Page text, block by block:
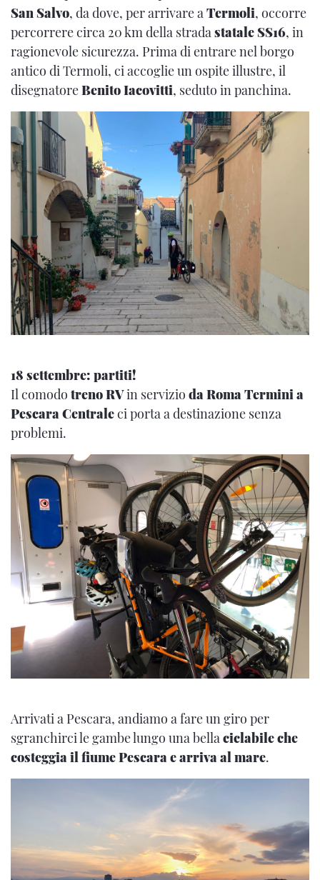
San Salvo, da dove, per arrivare a Termoli, occorre
percorrere circa 20 km della strada statale SS16, in
ragionevole sicurezza. Prima di entrare nel borgo
antico di Termoli, ci accoglie un ospite illustre, il
disegnatoreBenito Iacovitti, seduto in panchina.
18 settembre: partiti!
Il comodo treno RVin servizio da Roma Termini a
Pescara Centraleci porta a destinazione senza
problemi.
Arrivati a Pescara, andiamo a fare un giro per
sgranchirci le gambe lungo una bella ciclabile che
costeggia il fiume Pescara e arriva al mare.